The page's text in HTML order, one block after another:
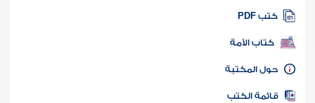
كتب PDF
كتاب الأمة
المكتبة